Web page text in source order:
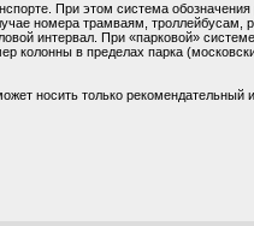
При этом система
номера трамваям, троллейбусам,
интервал. При «парковой»
колонны в пределах парка
носить только рекомендательный